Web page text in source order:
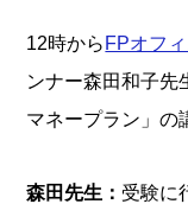
12時から FPオフ
ンナー森田和子先
マネープラン」の
森田先生： 受験に